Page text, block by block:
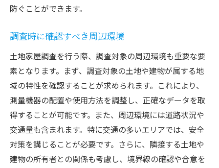
防ぐことができます。
調査時に確認すべき周辺環境
土地家屋調査を行う際、調査対象の周辺環境も重要な要
素となります。まず、調査対象の土地や建物が属する地
域の特性を確認することが求められます。これにより、
測量機器の配置や使用方法を調整し、正確なデータを取
得することが可能です。また、周辺環境には道路状況や
交通量も含まれます。特に交通の多いエリアでは、安全
対策を講じることが必要です。さらに、隣接する土地や
建物の所有者との関係も考慮し、境界線の確認や合意を